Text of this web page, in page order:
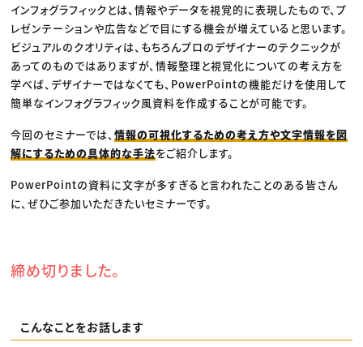
プロフェッショナル×つながる×メディア
インフォグラフィックとは、情報やデータを視覚的に表現したもので、プ
レゼンテーションや広告などで目にする機会が増えていると思います。
ビジュアルのクオリティは、もちろんプロのデザイナーのテクニックが
あってのものではありますが、情報整理と視覚化についての考え方を
学べば、デザイナーではなくても、PowerPointの機能だけを使用して
簡単なインフォグラフィック風資料を作成することが可能です。
今回のセミナーでは、情報の可視化するための考え方や文字情報を図
解にするための具体的な手法をご紹介します。
PowerPointの資料に文字が多すぎると言われたことのある皆さん
に、ぜひご参加いただきたいセミナーです。
締め切りました。
こんなことをお話します